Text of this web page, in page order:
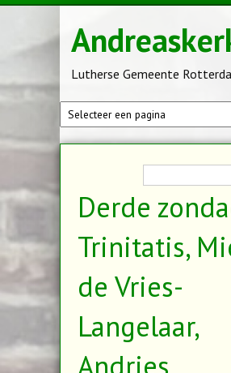
Lutherse Gemeente
Derde
Trinitatis,
de Vries-
Langelaar,